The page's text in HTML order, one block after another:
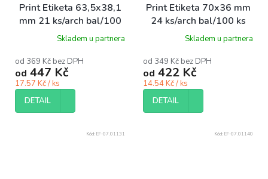
Print Etiketa 63,5x38,1
mm 21 ks/arch bal/100
ks
Skladem u partnera
od 369 Kč bez DPH
od 447 Kč
17.57 Kč / ks
DETAIL
Print Etiketa 70x36 mm
24 ks/arch bal/100 ks
Skladem u partnera
od 349 Kč bez DPH
od 422 Kč
14.54 Kč / ks
DETAIL
Kód: EF-07.01131 Kód: EF-07.01140